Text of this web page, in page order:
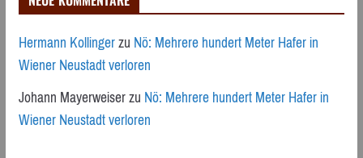
Hermann KollingerzuNö: Mehrere hundert Meter Hafer in
Wiener Neustadt verloren
Johann MayerweiserzuNö: Mehrere hundert Meter Hafer in
Wiener Neustadt verloren